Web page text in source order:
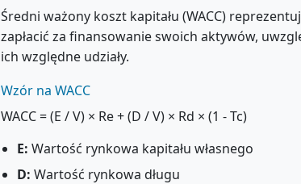
Średni ważony koszt kapitału (WACC)
zapłacić za finansowanie swoich aktywów,
ich względne udziały.
Wzór na WACC
WACC = (E / V) × Re + (D / V) × Rd × (1 - Tc)
E: Wartość rynkowa kapitału własnego
D: Wartość rynkowa długu